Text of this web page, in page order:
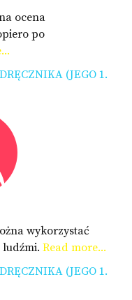
ocena
po
(JEGO 1.
wykorzystać
ludźmi. Read more...
(JEGO 1.